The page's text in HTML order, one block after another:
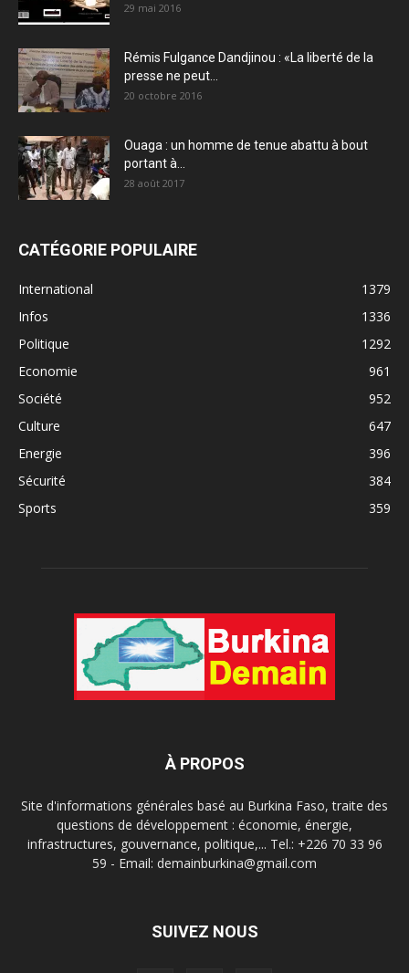
29 mai 2016
Rémis Fulgance Dandjinou : «La liberté de la
presse ne peut...
20 octobre 2016
Ouaga : un homme de tenue abattu à bout
portant à...
28 août 2017
CATÉGORIE POPULAIRE
International
1379
Infos
1336
Politique
1292
Economie
961
Société
952
Culture
647
Energie
396
Sécurité
384
Sports
359
À PROPOS
Site d'informations générales basé au Burkina Faso, traite des
questions de développement : économie, énergie,
infrastructures, gouvernance, politique,... Tel.: +226 70 33 96
59 - Email: demainburkina@gmail.com
SUIVEZ NOUS